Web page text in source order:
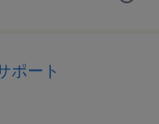
ポート